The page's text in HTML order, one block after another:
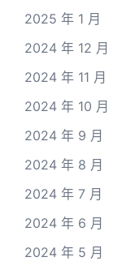
2025 年 1 月
2024 年 12 月
2024 年 11 月
2024 年 10 月
2024 年 9 月
2024 年 8 月
2024 年 7 月
2024 年 6 月
2024 年 5 月